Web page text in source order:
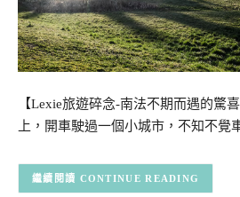
【Lexie旅遊碎念-南法不期而遇的驚
上，開車駛過一個小城市，不知不
CONTINUE READING